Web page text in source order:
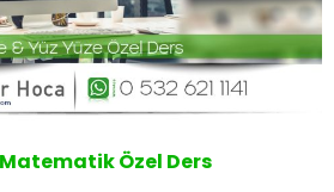
Özel Ders